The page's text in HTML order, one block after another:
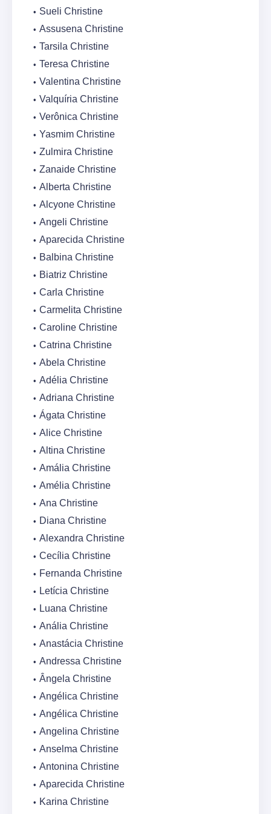
Sueli Christine
Assusena Christine
Tarsila Christine
Teresa Christine
Valentina Christine
Valquíria Christine
Verônica Christine
Yasmim Christine
Zulmira Christine
Zanaide Christine
Alberta Christine
Alcyone Christine
Angeli Christine
Aparecida Christine
Balbina Christine
Biatriz Christine
Carla Christine
Carmelita Christine
Caroline Christine
Catrina Christine
Abela Christine
Adélia Christine
Adriana Christine
Ágata Christine
Alice Christine
Altina Christine
Amália Christine
Amélia Christine
Ana Christine
Diana Christine
Alexandra Christine
Cecília Christine
Fernanda Christine
Letícia Christine
Luana Christine
Anália Christine
Anastácia Christine
Andressa Christine
Ângela Christine
Angélica Christine
Angélica Christine
Angelina Christine
Anselma Christine
Antonina Christine
Aparecida Christine
Karina Christine